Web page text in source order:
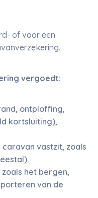
of voor een
vergoedt:
ontploffing,
kortsluiting),
vastzit, zoals
het bergen,
van de